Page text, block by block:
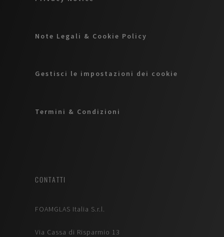
Note Legali & Cookie Policy
Gestisci le impostazioni dei cookie
Termini & Condizioni
CONTATTI
FOAMGLAS Italia S.r.l.
Via Cassa di Risparmio 13